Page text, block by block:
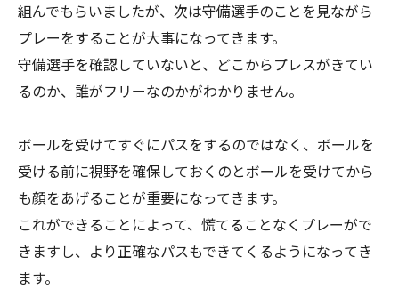
組んでもらいましたが、次は守備選手のことを見ながら
プレーをすることが大事になってきます。
守備選手を確認していないと、どこからプレスがきてい
るのか、誰がフリーなのかがわかりません。
ボールを受けてすぐにパスをするのではなく、ボールを
受ける前に視野を確保しておくのとボールを受けてから
も顔をあげることが重要になってきます。
これができることによって、慌てることなくプレーがで
きますし、より正確なパスもできてくるようになってき
ます。